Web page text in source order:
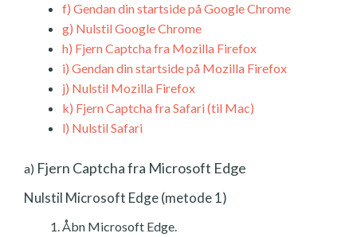
f) Gendan din startside på Google Chrome
g) Nulstil Google Chrome
h) Fjern Captcha fra Mozilla Firefox
i) Gendan din startside på Mozilla Firefox
j) Nulstil Mozilla Firefox
k) Fjern Captcha fra Safari (til Mac)
l) Nulstil Safari
a) Fjern Captcha fra Microsoft Edge
Nulstil Microsoft Edge (metode 1)
Åbn Microsoft Edge.